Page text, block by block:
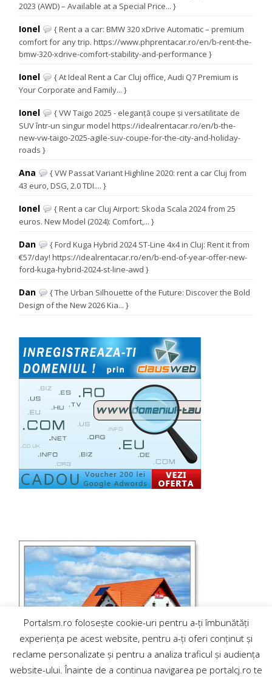
2023 (AWD) – Available at a Special Price... }
Ionel
{ Rent a a car: BMW 320 xDrive Automatic – premium
comfort for any trip. https://www.phprentacar.ro/en/b-rent-the-
bmw-320-xdrive-comfort-stability-and-performance }
Ionel
{ At Ideal Rent a Car Cluj office, Audi Q7 Premium is
Your Corporate and Family... }
Ionel
{ VW Taigo 2025 - eleganță coupe și versatilitate de
SUV într-un singur model https://idealrentacar.ro/en/b-the-
new-vw-taigo-2025-agile-suv-coupe-for-the-city-and-holiday-
roads }
Ana
{ VW Passat Variant Highline 2020: rent a car Cluj from
43 euro, DSG, 2.0 TDI.... }
Ionel
{ Rent a car Cluj Airport: Skoda Scala 2024 from 25
euros. New Model (2024): Comfort,... }
Dan
{ Ford Kuga Hybrid 2024 ST-Line 4x4 in Cluj: Rent it from
€57/day! https://idealrentacar.ro/en/b-end-of-year-offer-new-
ford-kuga-hybrid-2024-st-line-awd }
Dan
{ The Urban Silhouette of the Future: Discover the Bold
Design of the New 2026 Kia... }
Portalsm.ro folosește cookie-uri pentru a-ți îmbunătăți
experiența pe acest website, pentru a-ți oferi conținut și
reclame personalizate și pentru a analiza traficul și audiența
website-ului. Înainte de a continua navigarea pe portalcj.ro te